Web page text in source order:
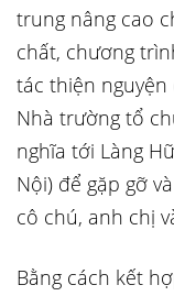
trung nâng cao
chất, chương
tác thiện nguyện
Nhà trường tổ
nghĩa tới Làng
Nội) để gặp gỡ
cô chú, anh chị
Bằng cách kết